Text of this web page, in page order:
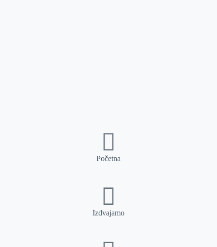
Početna
Izdvajamo